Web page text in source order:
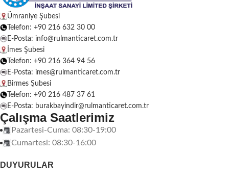
Ümraniye Şubesi
Telefon: +90 216 632 30 00
E-Posta: info@rulmanticaret.com.tr
İmes Şubesi
Telefon: +90 216 364 94 56
E-Posta: imes@rulmanticaret.com.tr
Birmes Şubesi
Telefon: +90 216 487 37 61
E-Posta: burakbayindir@rulmanticaret.com.tr
Çalışma Saatlerimiz
Pazartesi-Cuma: 08:30-19:00
Cumartesi: 08:30-16:00
DUYURULAR